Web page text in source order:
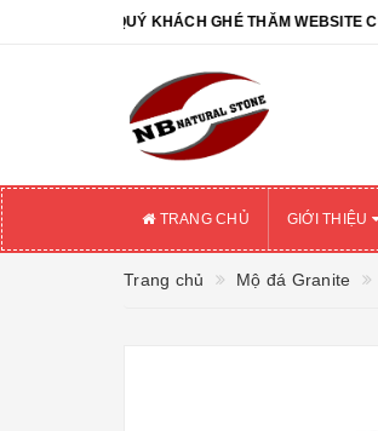
MỪNG QUÝ KHÁCH GHÉ THĂM WEBSITE CỦA
TRANG CHỦ GIỚI THIỆU
Trang chủ Mộ đá Granite